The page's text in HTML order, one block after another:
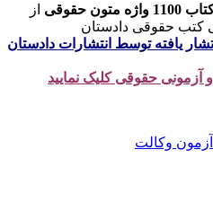
1100 واژه متون حقوقی
از
کتب حقوقی دادستان
یافته توسط انتشارات دادستان
حقوقی کلیک نمایید